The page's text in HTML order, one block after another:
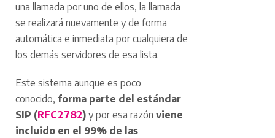
una llamada por uno de ellos, la llamada
se realizará nuevamente y de forma
automática e inmediata por cualquiera de
los demás servidores de esa lista.
Este sistema aunque es poco
conocido, forma parte del estándar
SIP (RFC2782) y por esa razón viene
incluido en el 99% de las